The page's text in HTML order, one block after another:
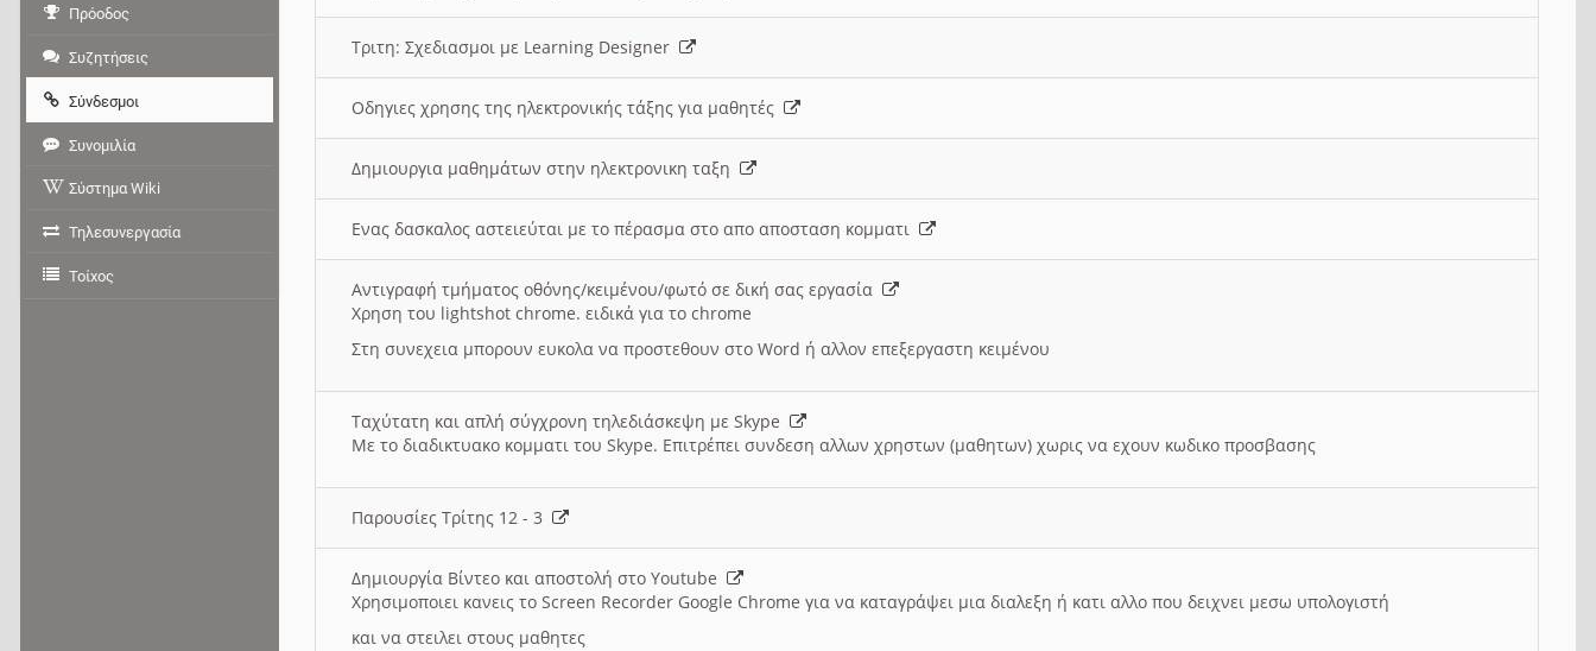
Τριτη: Σχεδιασμοι με Learning Designer
Οδηγιες χρησης της ηλεκτρονικής τάξης για μαθητές
Δημιουργια μαθημάτων στην ηλεκτρονικη ταξη
Ενας δασκαλος αστειεύται με το πέρασμα στο απο αποσταση κομματι
Αντιγραφή τμήματος οθόνης/κειμένου/φωτό σε δική σας εργασία
Χρηση του lightshot chrome. ειδικά για το chrome
Στη συνεχεια μπορουν ευκολα να προστεθουν στο Word ή αλλον επεξεργαστη κειμένου
Ταχύτατη και απλή σύγχρονη τηλεδιάσκεψη με Skype
Με το διαδικτυακο κομματι του Skype. Επιτρέπει συνδεση αλλων χρηστων (μαθητων) χωρις να εχουν κωδικο προσβασης
Παρουσίες Τρίτης 12 - 3
Δημιουργία Βίντεο και αποστολή στο Youtube
Χρησιμοποιει κανεις το Screen Recorder Google Chrome για να καταγράψει μια διαλεξη ή κατι αλλο που δειχνει μεσω υπολογιστή
και να στειλει στους μαθητες
Πρόοδος
Συζητήσεις
Σύνδεσμοι
Συνομιλία
Σύστημα Wiki
Τηλεσυνεργασία
Τοίχος